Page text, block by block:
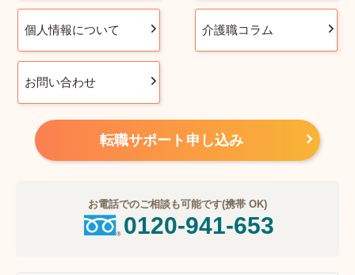
個人情報について 介護職コラム
お問い合わせ
転職サポート申し込み
お電話でのご相談も可能です(携帯 OK)
0120-941-653